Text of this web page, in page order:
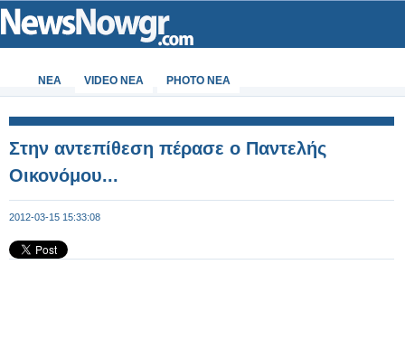
ΝΕΑ VIDEO NEA PHOTO NEA
Στην αντεπίθεση πέρασε ο Παντελής
Οικονόμου...
2012-03-15 15:33:08